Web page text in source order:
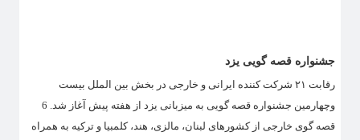
جشنواره قصه گویی یزد
رقابت ۲۱ شرکت کننده ایرانی و خارجی در بخش بین الملل بیست
وچهارمین جشنواره قصه گویی به میزبانی یزد از هفته پیش آغاز شد. 6
قصه گوی خارجی از کشورهای لبنان، مالزی، هند، کلمبیا و ترکیه به همراه